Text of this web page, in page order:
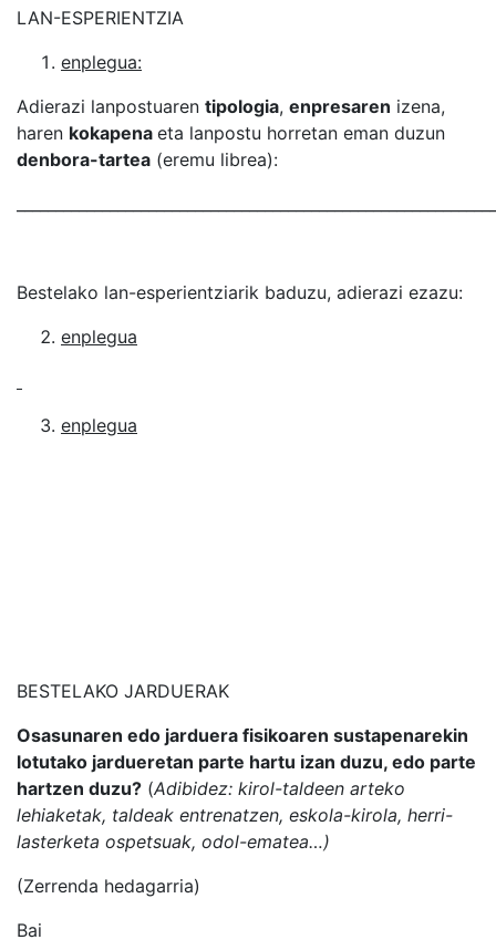
LAN-ESPERIENTZIA
enplegua:
Adierazi lanpostuaren tipologia, enpresaren izena,
haren kokapena eta lanpostu horretan eman duzun
denbora-tartea (eremu librea):
Bestelako lan-esperientziarik baduzu, adierazi ezazu:
enplegua
enplegua
BESTELAKO JARDUERAK
Osasunaren edo jarduera fisikoaren sustapenarekin
lotutako jardueretan parte hartu izan duzu, edo parte
hartzen duzu? (Adibidez: kirol-taldeen arteko
lehiaketak, taldeak entrenatzen, eskola-kirola, herri-
lasterketa ospetsuak, odol-ematea…)
(Zerrenda hedagarria)
Bai